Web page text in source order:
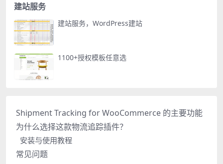
建站服务
建站服务，WordPress建站
1100+授权模板任意选
Shipment Tracking for WooCommerce 的主要功能
为什么选择这款物流追踪插件？
安装与使用教程
常见问题